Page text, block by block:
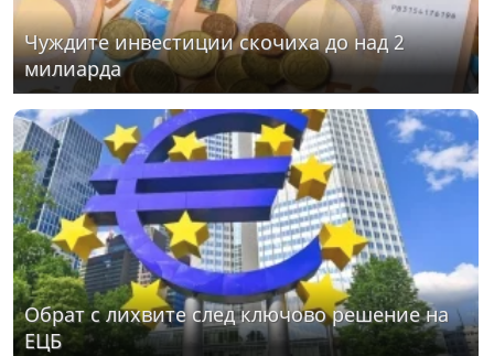
Чуждите инвестиции скочиха до над 2
милиарда
Обрат с лихвите след ключово решение на
ЕЦБ